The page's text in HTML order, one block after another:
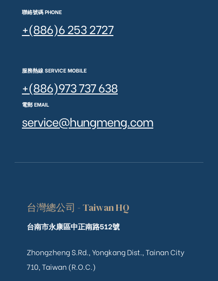
聯絡號碼 PHONE
+(886)6 253 2727
服務熱線 SERVICE MOBILE
+(886)973 737 638
電郵 EMAIL
service@hungmeng.com
台灣總公司 - Taiwan HQ
台南市永康區中正南路512號
Zhongzheng S.Rd., Yongkang Dist., Tainan City
710, Taiwan (R.O.C.)